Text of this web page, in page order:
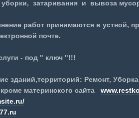
уборки, затаривания и вывоза
работ принимаются в устной,
почте.
- под " ключ "!!!
зданий,территорий: Ремонт,
материнского сайта